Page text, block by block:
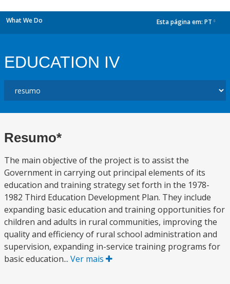
What We Do Esta página em: PT
EDUCATION IV
Resumo*
The main objective of the project is to assist the
Government in carrying out principal elements of its
education and training strategy set forth in the 1978-
1982 Third Education Development Plan. They include
expanding basic education and training opportunities for
children and adults in rural communities, improving the
quality and efficiency of rural school administration and
supervision, expanding in-service training programs for
basic education... Ver mais